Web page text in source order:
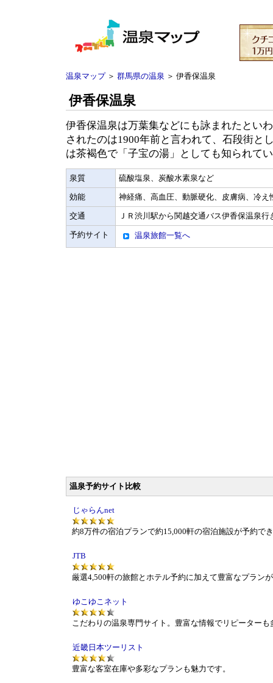
温泉マップ＞ 群馬県の温泉 ＞ 伊香保温泉
伊香保温泉
伊香保温泉は万葉集などにも詠まれたとい
されたのは1900年前と言われて、石段街と
は茶褐色で「子宝の湯」としても知られて
泉質 硫酸塩泉、炭酸水素泉など
効能 神経痛、高血圧、動脈硬化、皮膚病、冷え
交通 ＪＲ渋川駅から関越交通バス伊香保温泉行
予約サイト 温泉旅館一覧へ
温泉予約サイト比較
じゃらんnet
約8万件の宿泊プランで約15,000軒の宿泊施設が予約で
JTB
厳選4,500軒の旅館とホテル予約に加えて豊富なプラン
ゆこゆこネット
こだわりの温泉専門サイト。豊富な情報でリピーターも
近畿日本ツーリスト
豊富な客室在庫や多彩なプランも魅力です。